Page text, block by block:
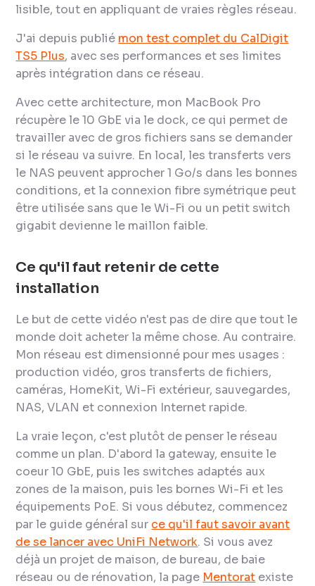
lisible, tout en appliquant de vraies règles réseau.
J'ai depuis publié mon test complet du CalDigit
TS5 Plus, avec ses performances et ses limites
après intégration dans ce réseau.
Avec cette architecture, mon MacBook Pro
récupère le 10 GbE via le dock, ce qui permet de
travailler avec de gros fichiers sans se demander
si le réseau va suivre. En local, les transferts vers
le NAS peuvent approcher 1 Go/s dans les bonnes
conditions, et la connexion fibre symétrique peut
être utilisée sans que le Wi-Fi ou un petit switch
gigabit devienne le maillon faible.
Ce qu'il faut retenir de cette
installation
Le but de cette vidéo n'est pas de dire que tout le
monde doit acheter la même chose. Au contraire.
Mon réseau est dimensionné pour mes usages :
production vidéo, gros transferts de fichiers,
caméras, HomeKit, Wi-Fi extérieur, sauvegardes,
NAS, VLAN et connexion Internet rapide.
La vraie leçon, c'est plutôt de penser le réseau
comme un plan. D'abord la gateway, ensuite le
coeur 10 GbE, puis les switches adaptés aux
zones de la maison, puis les bornes Wi-Fi et les
équipements PoE. Si vous débutez, commencez
par le guide général sur ce qu'il faut savoir avant
de se lancer avec UniFi Network. Si vous avez
déjà un projet de maison, de bureau, de baie
réseau ou de rénovation, la page Mentorat existe